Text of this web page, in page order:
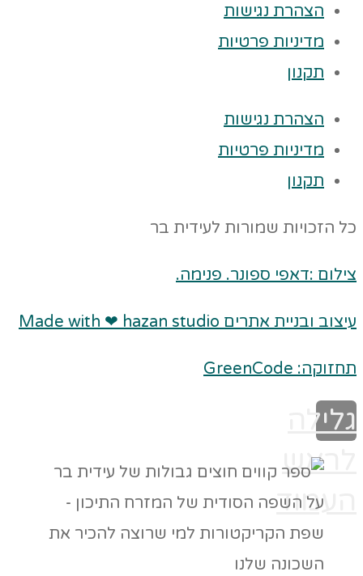
הצהרת נגישות
מדיניות פרטיות
תקנון
הצהרת נגישות
מדיניות פרטיות
תקנון
כל הזכויות שמורות לעידית בר
צילום :דאפי ספונר. פנימה.
עיצוב ובניית אתרים Made with ❤ hazan studio
תחזוקה: GreenCode
גלילה
לראש
העמוד